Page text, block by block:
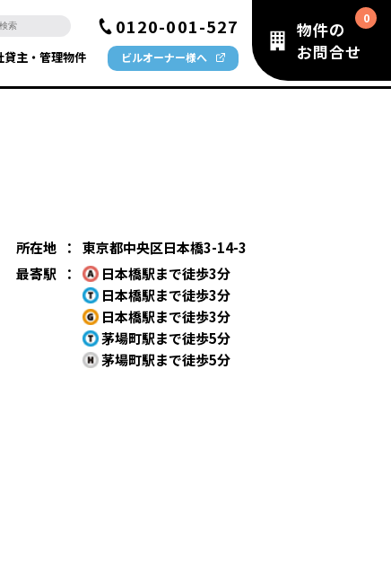
0120-001-527
貸主・管理物件 ビルオーナー様へ
物件の
お問合せ
所在地 ：
東京都中央区日本橋3-14-3
最寄駅
：
日本橋駅まで徒歩3分
日本橋駅まで徒歩3分
日本橋駅まで徒歩3分
茅場町駅まで徒歩5分
茅場町駅まで徒歩5分